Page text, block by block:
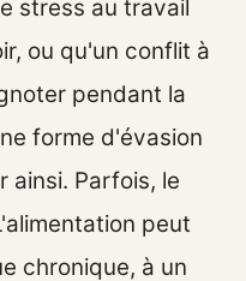
stress au travail
ou qu'un conflit à
pendant la
forme d'évasion
ainsi. Parfois, le
peut
chronique, à un